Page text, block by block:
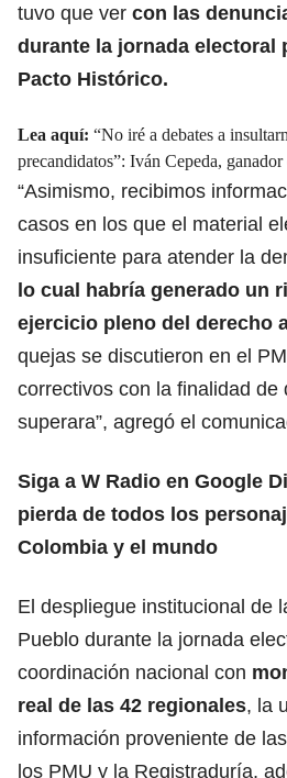
tuvo que ver con las
durante la jornada electoral
Pacto Histórico.
Lea aquí: “No iré a debates a
precandidatos”: Iván Cepeda,
“Asimismo, recibimos
casos en los que el material
insuficiente para atender la
lo cual habría generado un
ejercicio pleno del derecho
quejas se discutieron en el
correctivos con la finalidad de
superara”, agregó el
Siga a W Radio en Google
pierda de todos los
Colombia y el mundo
El despliegue institucional de
Pueblo durante la jornada
coordinación nacional con
real de las 42 regionales, la
información proveniente de
los PMU y la Registraduría,